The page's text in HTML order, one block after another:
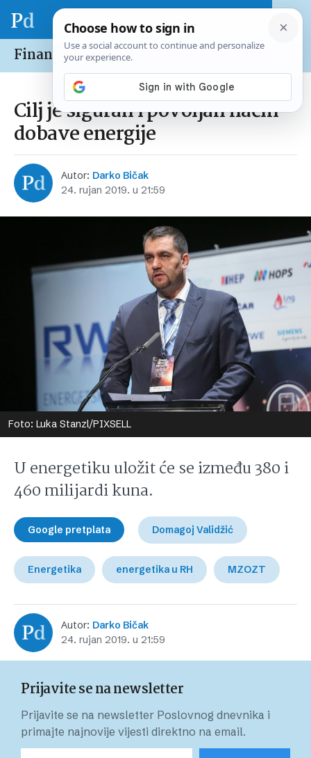
Financije /Tržišta
Cilj je siguran i povoljan način
dobave energije
Autor: Darko Bičak
24. rujan 2019. u 21:59
Foto: Luka Stanzl/PIXSELL
U energetiku uložit će se između 380 i
460 milijardi kuna.
Google pretplata Domagoj Validžić
Energetika energetika u RH MZOZT
Autor: Darko Bičak
24. rujan 2019. u 21:59
Prijavite se na newsletter
Prijavite se na newsletter Poslovnog dnevnika i
primajte najnovije vijesti direktno na email.